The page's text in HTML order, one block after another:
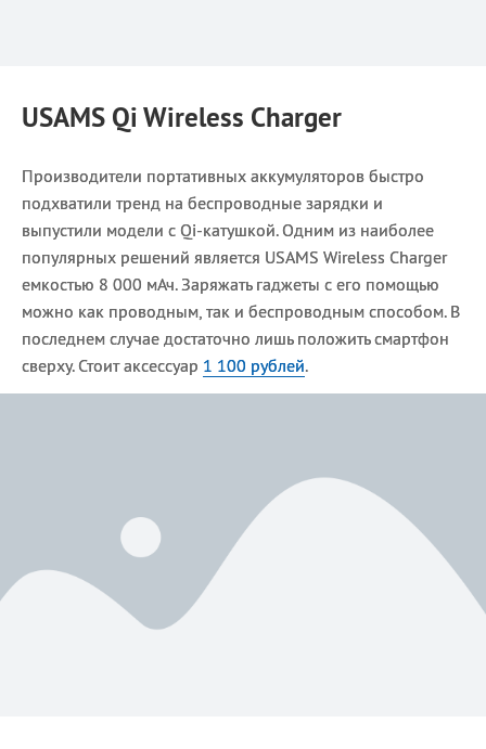
USAMS Qi Wireless Charger
Производители портативных аккумуляторов быстро
подхватили тренд на беспроводные зарядки и
выпустили модели с Qi-катушкой. Одним из наиболее
популярных решений является USAMS Wireless Charger
емкостью 8 000 мАч. Заряжать гаджеты с его помощью
можно как проводным, так и беспроводным способом. В
последнем случае достаточно лишь положить смартфон
сверху. Стоит аксессуар 1 100 рублей.